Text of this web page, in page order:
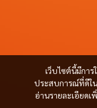
เว็บไซต์นี้มีกา
ประสบการณ์ที่ดีใน
อ่านรายละเอียดเ